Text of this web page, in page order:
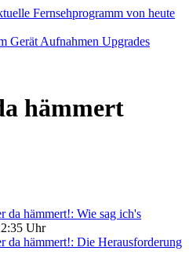
Gerät Aufnahmen Upgrades
hämmert
da hämmert!: Wie sag ich's
Uhr
da hämmert!: Die Herausforderung